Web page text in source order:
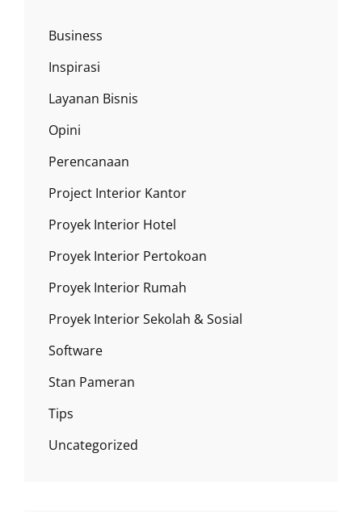
Business
Inspirasi
Layanan Bisnis
Opini
Perencanaan
Project Interior Kantor
Proyek Interior Hotel
Proyek Interior Pertokoan
Proyek Interior Rumah
Proyek Interior Sekolah & Sosial
Software
Stan Pameran
Tips
Uncategorized